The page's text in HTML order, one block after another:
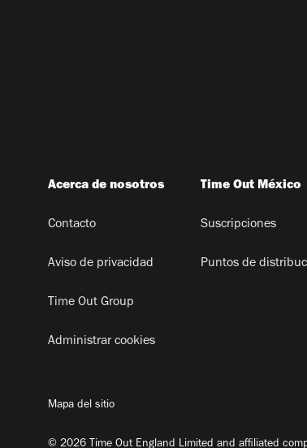
Acerca de nosotros
Contacto
Aviso de privacidad
Time Out Group
Administrar cookies
Time Out México
Suscripciones
Puntos de
Mapa del sitio
© 2026 Time Out England Limited and affiliated